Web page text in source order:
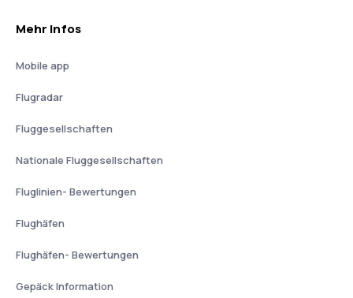
Mehr Infos
Mobile app
Flugradar
Fluggesellschaften
Nationale Fluggesellschaften
Fluglinien- Bewertungen
Flughäfen
Flughäfen- Bewertungen
Gepäck Information